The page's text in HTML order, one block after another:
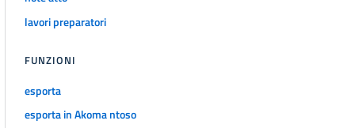
lavori preparatori
FUNZIONI
esporta
esporta in Akoma ntoso